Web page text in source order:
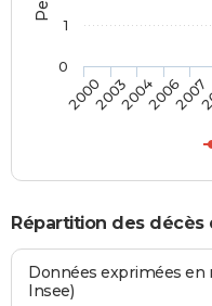
20002003200420062007
0
1
Répartition des décès
Données exprimées en
Insee)